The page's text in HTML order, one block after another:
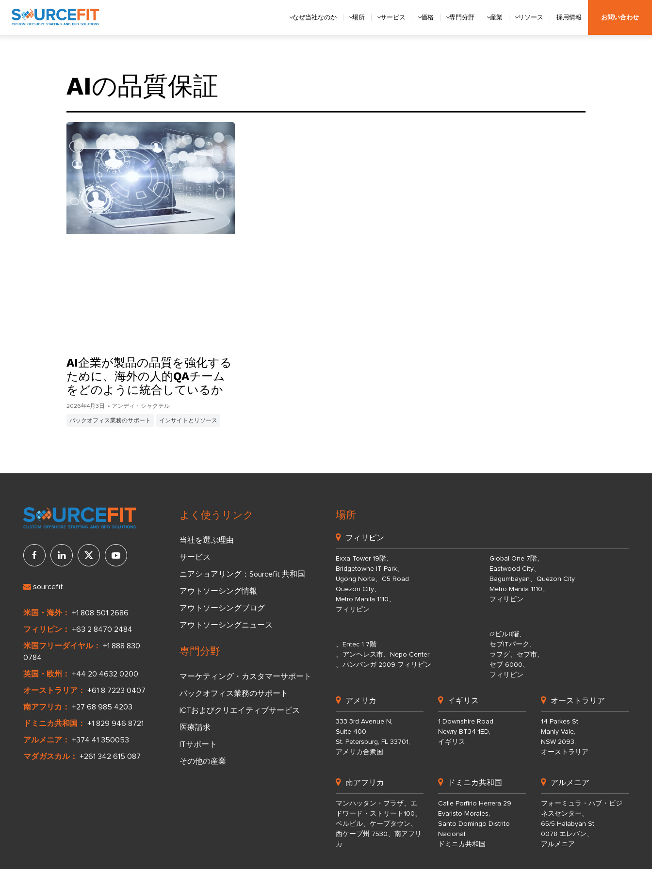
なぜ当社なのか 場所 サービス 価格 専門分野 産業 リソース 採用情報 お問い合わせ
AIの品質保証
AI企業が製品の品質を強化する
ために、海外の人的QAチーム
をどのように統合しているか
2026年4月3日 • アンディ・シャクテル
バックオフィス業務のサポート インサイトとリソース
sourcefit
米国・海外： +1 808 501 2686
フィリピン： +63 2 8470 2484
米国フリーダイヤル：
+1 888 830
0784
英国・欧州： +44 20 4632 0200
オーストラリア： +61 8 7223 0407
南アフリカ： +27 68 985 4203
ドミニカ共和国： +1 829 946 8721
アルメニア： +374 41 350053
マダガスカル： +261 342 615 087
よく使うリンク
当社を選ぶ理由
サービス
ニアショアリング：Sourcefit 共和国
アウトソーシング情報
アウトソーシングブログ
アウトソーシングニュース
専門分野
マーケティング・カスタマーサポート
バックオフィス業務のサポート
ICTおよびクリエイティブサービス
医療請求
ITサポート
その他の産業
場所
フィリピン
Exxa Tower 19階、
Bridgetowne IT Park、
Ugong Norte、C5 Road
Quezon City、
Metro Manila 1110、
フィリピン
Global One 7階、
Eastwood City、
Bagumbayan、Quezon City
Metro Manila 1110、
フィリピン
、Entec 1 7階
、アンヘレス市、Nepo Center
、パンパンガ 2009 フィリピン
i2ビル8階、
セブITパーク、
ラフグ、セブ市、
セブ 6000、
フィリピン
アメリカ
333 3rd Avenue N,
Suite 400,
St. Petersburg, FL 33701,
アメリカ合衆国
イギリス
1 Downshire Road,
Newry BT34 1ED,
イギリス
オーストラリア
14 Parkes St,
Manly Vale,
NSW 2093,
オーストラリア
南アフリカ
マンハッタン・プラザ、エ
ドワード・ストリート100、
ベルビル、ケープタウン、
西ケープ州 7530、南アフリ
カ
ドミニカ共和国
Calle Porfirio Herrera 29,
Evaristo Morales,
Santo Domingo Distrito
Nacional,
ドミニカ共和国
アルメニア
フォーミュラ・ハブ・ビジ
ネスセンター、
65/5 Halabyan St,
0078 エレバン、
アルメニア